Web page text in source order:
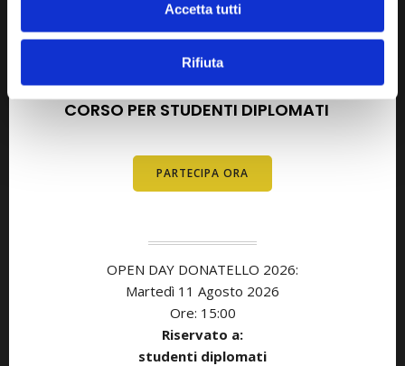
Accetta tutti
Rifiuta
AGOSTO 2026
OPEN DAY METODO DELTA
CORSO PER STUDENTI DIPLOMATI
PARTECIPA ORA
OPEN DAY DONATELLO 2026:
Martedì 11 Agosto 2026
Ore: 15:00
Riservato a:
studenti diplomati